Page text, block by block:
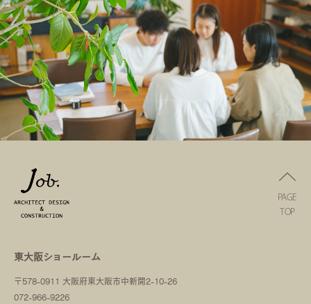
東大阪ショールーム
〒578-0911 大阪府東大阪市中新開2-10-26
072-966-9226
PAGE
TOP